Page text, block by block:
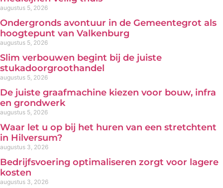
augustus 5, 2026
Ondergronds avontuur in de Gemeentegrot als
hoogtepunt van Valkenburg
augustus 5, 2026
Slim verbouwen begint bij de juiste
stukadoorgroothandel
augustus 5, 2026
De juiste graafmachine kiezen voor bouw, infra
en grondwerk
augustus 5, 2026
Waar let u op bij het huren van een stretchtent
in Hilversum?
augustus 3, 2026
Bedrijfsvoering optimaliseren zorgt voor lagere
kosten
augustus 3, 2026